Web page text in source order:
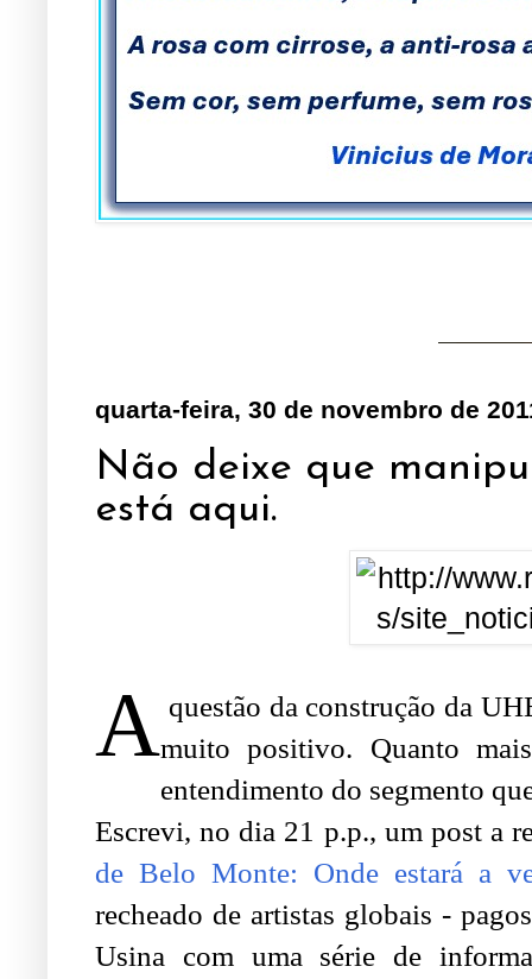
quarta-feira, 30 de novembro de
Não deixe que
está aqui.
A questão da construção da
muito positivo. Quanto
entendimento do segmento
Escrevi, no dia 21 p.p., um post a
de Belo Monte: Onde estará a
recheado de artistas globais -
Usina com uma série de